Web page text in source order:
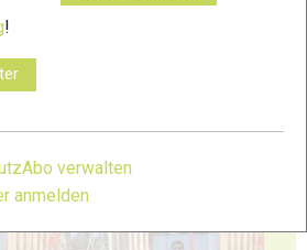
!
Abo verwalten
anmelden